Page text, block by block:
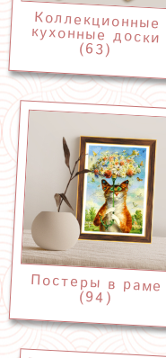
Коллекционные
кухонные доски
(63)
Постеры в раме
(94)